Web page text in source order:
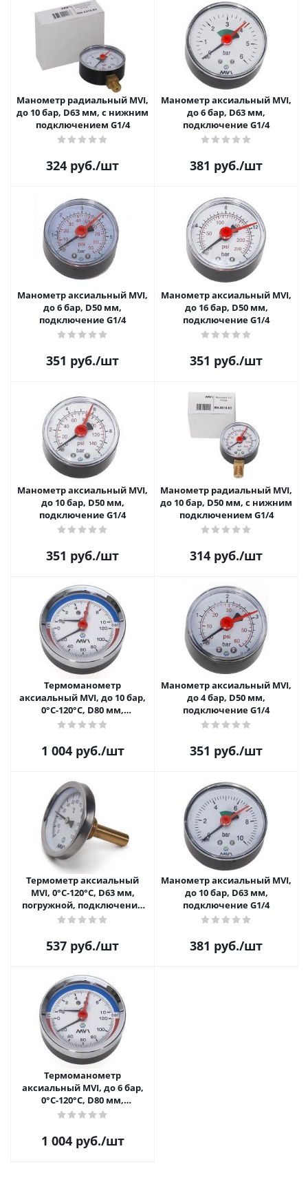
Манометр радиальный MVI,
до 10 бар, D63 мм, с нижним
подключением G1/4
324 руб./шт
Манометр аксиальный MVI,
до 6 бар, D63 мм,
подключение G1/4
381 руб./шт
Манометр аксиальный MVI,
до 6 бар, D50 мм,
подключение G1/4
351 руб./шт
Манометр аксиальный MVI,
до 16 бар, D50 мм,
подключение G1/4
351 руб./шт
Манометр аксиальный MVI,
до 10 бар, D50 мм,
подключение G1/4
351 руб./шт
Манометр радиальный MVI,
до 10 бар, D50 мм, с нижним
подключением G1/4
314 руб./шт
Термоманометр
аксиальный MVI, до 10 бар,
0°C-120°C, D80 мм,
подключение G1/2
1 004руб./шт
Манометр аксиальный MVI,
до 4 бар, D50 мм,
подключение G1/4
351 руб./шт
Термометр аксиальный
MVI, 0°C-120°C, D63 мм,
погружной, подключение
G1/2
537 руб./шт
Манометр аксиальный MVI,
до 10 бар, D63 мм,
подключение G1/4
381 руб./шт
Термоманометр
аксиальный MVI, до 6 бар,
0°C-120°C, D80 мм,
подключение G1/2
1 004руб./шт